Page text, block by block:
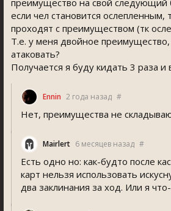
преимущество на свой следующий
если чел становится ослепленным,
проходят с преимуществом (тк
Т.е. у меня двойное преимущество,
атаковать?
Получается я буду кидать 3 раза
Ennin 2 года назад #
Нет, преимущества не
Mairlert 6 месяцев назад #
Есть одно но: как-будто после
карт нельзя использовать
два заклинания за ход. Или я